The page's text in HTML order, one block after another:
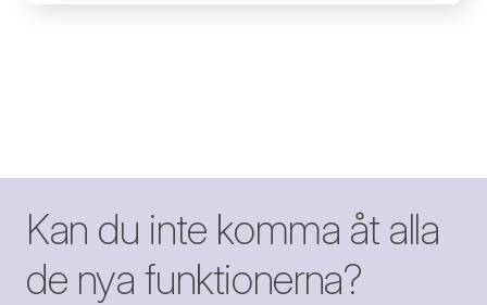
Kan du inte komma åt alla
de nya funktionerna?